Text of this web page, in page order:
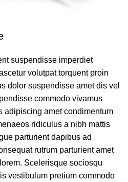
suspendisse imperdiet
volutpat torquent proin
dolor suspendisse amet dis vel
commodo vivamus
adipiscing amet condimentum
ridiculus a nibh mattis
parturient dapibus ad
rutrum parturient amet
Scelerisque sociosqu
vestibulum pretium commodo